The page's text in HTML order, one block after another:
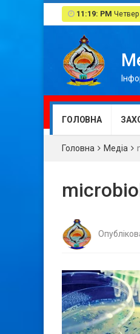
11:19: PM
ГОЛОВНА
Головна Медіа